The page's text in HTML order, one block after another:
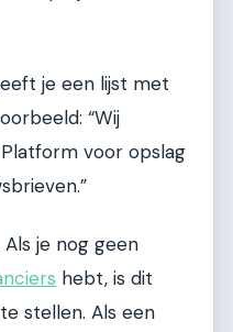
je een lijst met
“Wij
voor opslag
je nog geen
hebt, is dit
stellen. Als een